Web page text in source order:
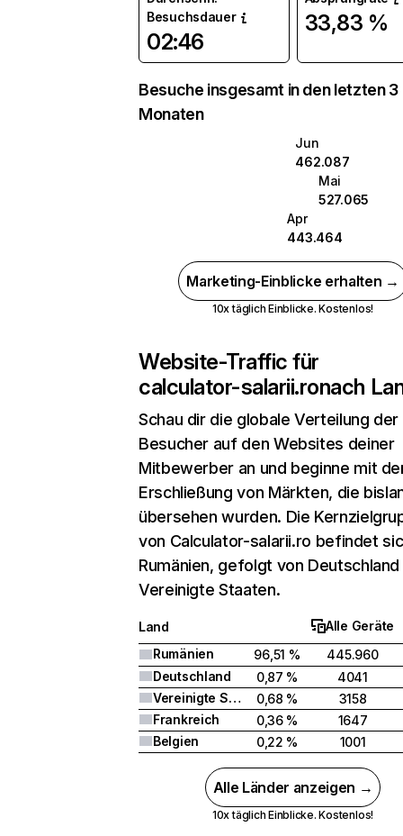
Besuchsdauer
02:46
33,83 %
Besuche insgesamt in den letzten 3
Monaten
Jun
462.087
Mai
527.065
Apr
443.464
Marketing-Einblicke erhalten →
10x täglich Einblicke. Kostenlos!
Website-Traffic für
calculator-salarii.ronach
Schau dir die globale Verteilung der
Besucher auf den Websites deiner
Mitbewerber an und beginne mit
Erschließung von Märkten, die
übersehen wurden. Die
von Calculator-salarii.ro befindet
Rumänien, gefolgt von Deutschland
Vereinigte Staaten.
Land
Alle Geräte
Rumänien
96,51 %
445.960
Deutschland
0,87 %
4041
Vereinigte Staaten
0,68 %
3158
Frankreich
0,36 %
1647
Belgien
0,22 % 1001
Alle Länder anzeigen →
10x täglich Einblicke. Kostenlos!